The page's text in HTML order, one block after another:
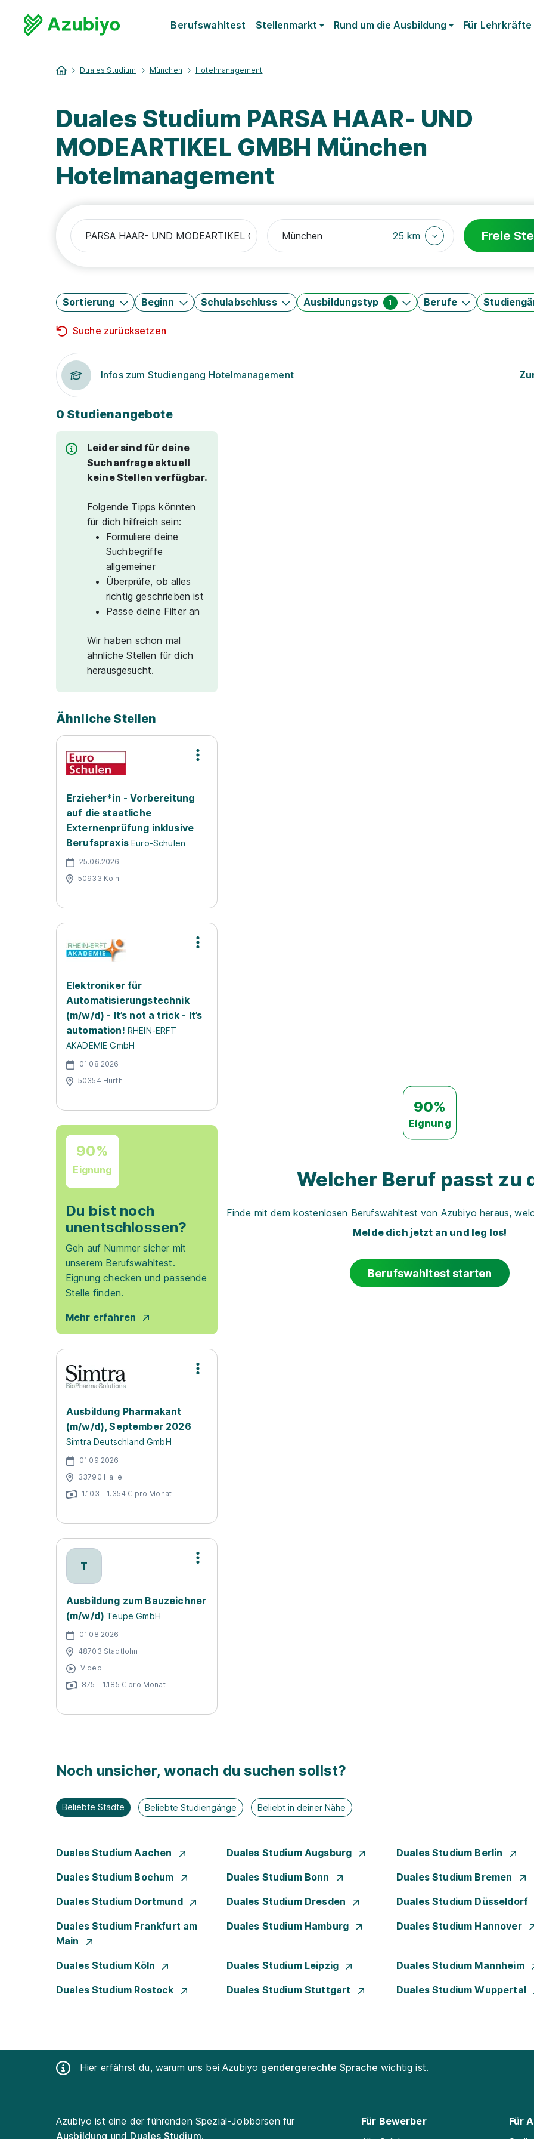
Berufswahltest Stellenmarkt Rund um die Ausbildung Für Lehrkräfte
Duales Studium München Hotelmanagement
Duales Studium PARSA HAAR- UND
MODEARTIKEL GMBH München
Hotelmanagement
25 km Freie
Sortierung Beginn Schulabschluss Ausbildungstyp 1 Berufe
Suche zurücksetzen
Infos zum Studiengang Hotelmanagement
0 Studienangebote
Leider sind für deine
Suchanfrage aktuell
keine Stellen verfügbar.
Folgende Tipps könnten
für dich hilfreich sein:
Formuliere deine
Suchbegriffe
allgemeiner
Überprüfe, ob alles
richtig geschrieben ist
Passe deine Filter an
Wir haben schon mal
ähnliche Stellen für dich
herausgesucht.
Ähnliche Stellen
Erzieher*in - Vorbereitung
auf die staatliche
Externenprüfung inklusive
Berufspraxis Euro-Schulen
25.06.2026
50933 Köln
Elektroniker für
Automatisierungstechnik
(m/w/d) - It’s not a trick - It’s
automation! RHEIN-ERFT
AKADEMIE GmbH
01.08.2026
50354 Hürth
90%
Eignung
Du bist noch
unentschlossen?
Geh auf Nummer sicher mit
unserem Berufswahltest.
Eignung checken und passende
Stelle finden.
Mehr erfahren
Ausbildung Pharmakant
(m/w/d), September 2026
Simtra Deutschland GmbH
01.09.2026
33790 Halle
1.103 - 1.354 € pro Monat
T
Ausbildung zum Bauzeichner
(m/w/d) Teupe GmbH
01.08.2026
48703 Stadtlohn
Video
875 - 1.185 € pro Monat
90%
Eignung
Welcher Beruf passt zu
Finde mit dem kostenlosen Berufswahltest von Azubiyo heraus,
Melde dich jetzt an und leg los!
Berufswahltest starten
Noch unsicher, wonach du suchen sollst?
Beliebte Städte Beliebte Studiengänge Beliebt in deiner Nähe
Duales Studium Aachen Duales Studium Augsburg Duales Studium Berlin
Duales Studium Bochum Duales Studium Bonn Duales Studium Bremen
Duales Studium Dortmund Duales Studium Dresden Duales Studium Düsseldorf
Duales Studium Frankfurt am
Main
Duales Studium Hamburg Duales Studium Hannover
Duales Studium Köln Duales Studium Leipzig Duales Studium Mannheim
Duales Studium Rostock Duales Studium Stuttgart Duales Studium Wuppertal
Hier erfährst du, warum uns bei Azubiyo gendergerechte Sprache wichtig ist.
Azubiyo ist eine der führenden Spezial-Jobbörsen für
Ausbildung und Duales Studium.
Für Bewerber
Für